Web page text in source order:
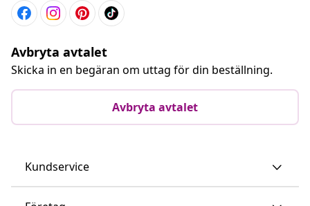
Avbryta avtalet
Skicka in en begäran om uttag för din beställning.
Avbryta avtalet
Kundservice